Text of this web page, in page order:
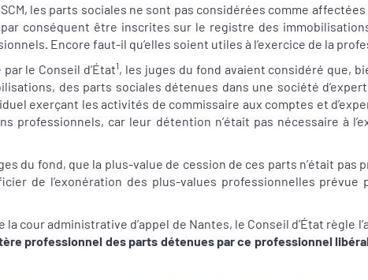
les parts sociales ne sont pas considérées comme
conséquent être inscrites sur le registre des
Encore faut-il qu’elles soient utiles à l’exercice de la
le Conseil d’État1, les juges du fond avaient considéré que,
des parts sociales détenues dans une société
exerçant les activités de commissaire aux comptes et
professionnels, car leur détention n’était pas nécessaire à
du fond, que la plus-value de cession de ces parts n’était pas
de l’exonération des plus-values professionnelles prévue
la cour administrative d’appel de Nantes, le Conseil d’État règle
professionnel des parts détenues par ce professionnel